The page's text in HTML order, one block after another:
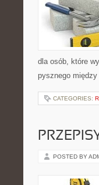
dla osób, które
pysznego
CATEGORIES:
POSTED BY